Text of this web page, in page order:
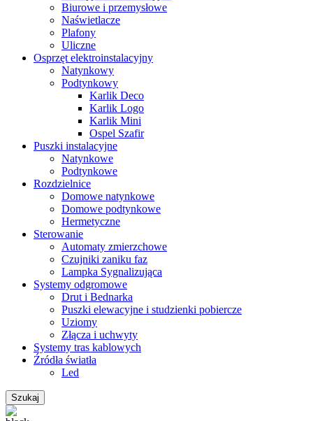
Biurowe i przemysłowe
Naświetlacze
Plafony
Uliczne
Osprzęt elektroinstalacyjny
Natynkowy
Podtynkowy
Karlik Deco
Karlik Logo
Karlik Mini
Ospel Szafir
Puszki instalacyjne
Natynkowe
Podtynkowe
Rozdzielnice
Domowe natynkowe
Domowe podtynkowe
Hermetyczne
Sterowanie
Automaty zmierzchowe
Czujniki zaniku faz
Lampka Sygnalizująca
Systemy odgromowe
Drut i Bednarka
Puszki elewacyjne i studzienki pobiercze
Uziomy
Złącza i uchwyty
Systemy tras kablowych
Źródła światła
Led
Szukaj